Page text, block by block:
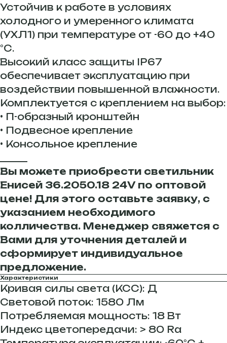
Устойчив к работе в условиях
холодного и умеренного климата
(УХЛ1) при температуре от -60 до +40
°С.
Высокий класс защиты IP67
обеспечивает эксплуатацию при
воздействии повышенной влажности.
Комплектуется с креплением на выбор:
• П-образный кронштейн
• Подвесное крепление
• Консольное крепление
Вы можете приобрести светильник
Енисей 36.2050.18 24V по оптовой
цене! Для этого оставьте заявку, с
указанием необходимого
колличества. Менеджер свяжется с
Вами для уточнения деталей и
сформирует индивидуальное
предложение.
Характеристики
Кривая силы света (КСС): Д
Световой поток: 1580 Лм
Потребляемая мощность: 18 Вт
Индекс цветопередачи: > 80 Ra